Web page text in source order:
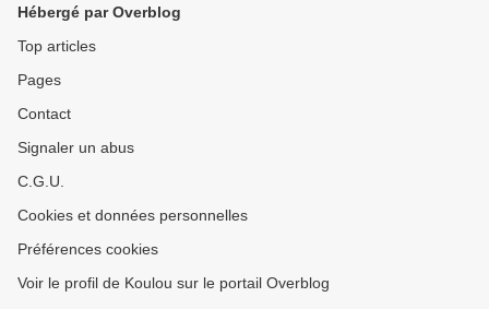
Hébergé par Overblog
Top articles
Pages
Contact
Signaler un abus
C.G.U.
Cookies et données personnelles
Préférences cookies
Voir le profil de Koulou sur le portail Overblog